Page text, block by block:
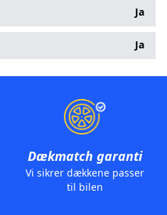
Ja
Ja
Dækmatch garanti
Vi sikrer dækkene passer
til bilen